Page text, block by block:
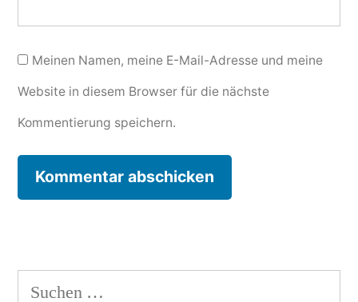
Meinen Namen, meine E-Mail-Adresse und meine
Website in diesem Browser für die nächste
Kommentierung speichern.
Suche